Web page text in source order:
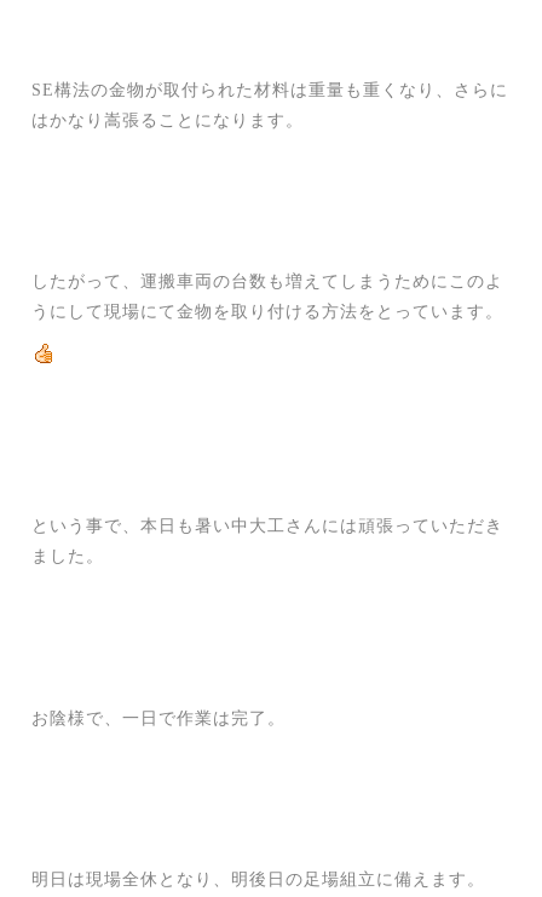
SE構法の金物が取付られた材料は重量も重くなり、さらに
はかなり嵩張ることになります。
したがって、運搬車両の台数も増えてしまうためにこのよ
うにして現場にて金物を取り付ける方法をとっています。
という事で、本日も暑い中大工さんには頑張っていただき
ました。
お陰様で、一日で作業は完了。
明日は現場全休となり、明後日の足場組立に備えます。